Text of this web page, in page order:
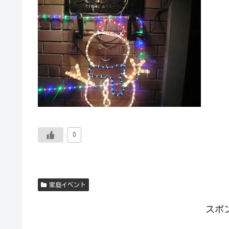
0
家庭イベント
スポ